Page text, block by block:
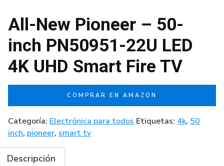
All-New Pioneer – 50-
inch PN50951-22U LED
4K UHD Smart Fire TV
COMPRAR EN AMAZON
Categoría: Electrónica para todos Etiquetas: 4k, 50
inch, pioneer, smart tv
Descripción